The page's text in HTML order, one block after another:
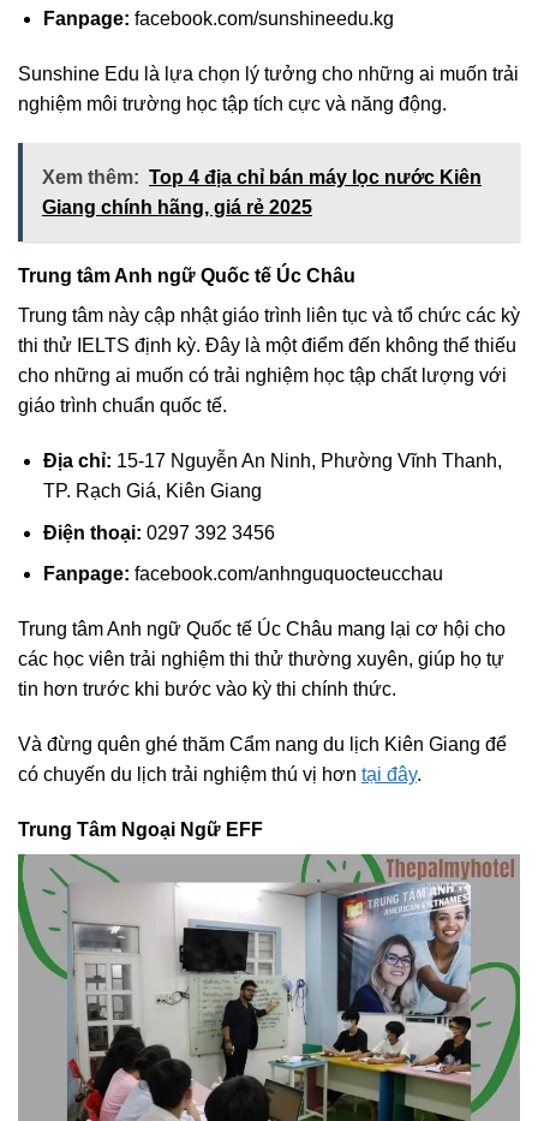
Fanpage: facebook.com/sunshineedu.kg
Sunshine Edu là lựa chọn lý tưởng cho những ai muốn trải
nghiệm môi trường học tập tích cực và năng động.
Xem thêm: Top 4 địa chỉ bán máy lọc nước Kiên
Giang chính hãng, giá rẻ 2025
Trung tâm Anh ngữ Quốc tế Úc Châu
Trung tâm này cập nhật giáo trình liên tục và tổ chức các kỳ
thi thử IELTS định kỳ. Đây là một điểm đến không thể thiếu
cho những ai muốn có trải nghiệm học tập chất lượng với
giáo trình chuẩn quốc tế.
Địa chỉ: 15-17 Nguyễn An Ninh, Phường Vĩnh Thanh,
TP. Rạch Giá, Kiên Giang
Điện thoại: 0297 392 3456
Fanpage: facebook.com/anhnguquocteucchau
Trung tâm Anh ngữ Quốc tế Úc Châu mang lại cơ hội cho
các học viên trải nghiệm thi thử thường xuyên, giúp họ tự
tin hơn trước khi bước vào kỳ thi chính thức.
Và đừng quên ghé thăm Cẩm nang du lịch Kiên Giang để
có chuyến du lịch trải nghiệm thú vị hơn tại đây.
Trung Tâm Ngoại Ngữ EFF